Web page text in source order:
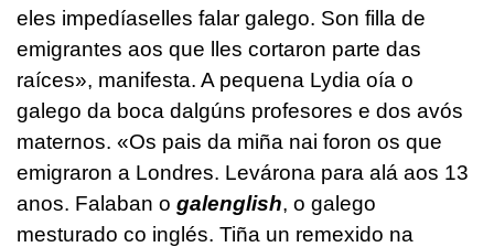
eles impedíaselles falar galego. Son filla de
emigrantes aos que lles cortaron parte das
raíces», manifesta. A pequena Lydia oía o
galego da boca dalgúns profesores e dos avós
maternos. «Os pais da miña nai foron os que
emigraron a Londres. Levárona para alá aos 13
anos. Falaban o galenglish, o galego
mesturado co inglés. Tiña un remexido na